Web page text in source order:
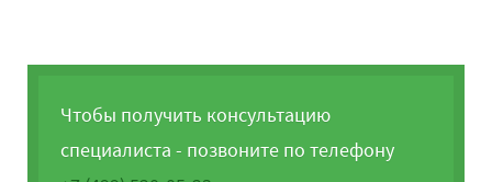
Чтобы получить консультацию
специалиста - позвоните по телефону